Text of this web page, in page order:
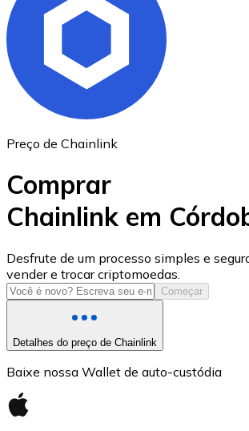
Ethereum
USD Coin
USDC
Preço de Chainlink
Comprar
Chainlink em
Desfrute de um processo simples e
vender e trocar criptomoedas.
Começar
Detalhes do preço de Chainlink
Baixe nossa Wallet de auto-custódia